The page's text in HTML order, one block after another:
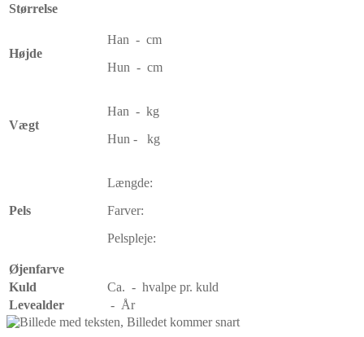
Størrelse
Højde
Han - cm
Hun - cm
Vægt
Han - kg
Hun - kg
Pels
Længde:
Farver:
Pelspleje:
Øjenfarve
Kuld
Ca. - hvalpe pr. kuld
Levealder
- År